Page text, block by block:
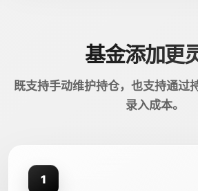
基金添加更
既支持手动维护持仓，也支持通过
录入成本。
1